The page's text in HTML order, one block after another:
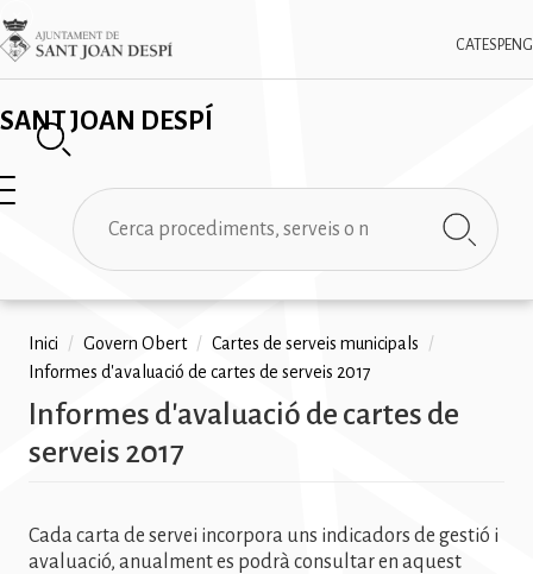
Vés
al
contingut
SANT JOAN DESPÍ
CAT ESPENG
Imatge
✕
Cerca
Fil
d'ariadna
Inici / Govern Obert / Cartes de serveis municipals
/
Informes d'avaluació de cartes de serveis 2017
Informes d'avaluació de cartes de
serveis 2017
Cada carta de servei incorpora uns indicadors de gestió i
avaluació, anualment es podrà consultar en aquest